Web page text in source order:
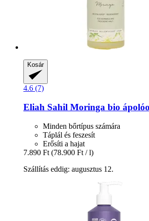
Kosár
4.6 (7)
Eliah Sahil Moringa bio
Minden bőrtípus számára
Táplál és feszesít
Erősíti a hajat
7.890 Ft (78.900 Ft / l)
Szállítás eddig: augusztus 12.